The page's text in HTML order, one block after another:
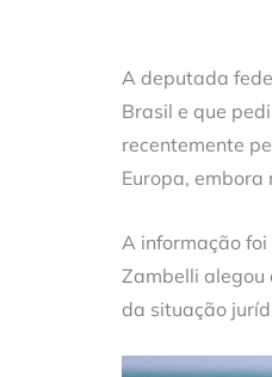
A deputada
Brasil e que
recentemente
Europa, embora
A informação
Zambelli alegou
da situação